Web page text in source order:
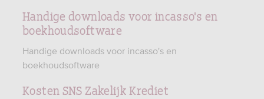
Handige downloads voor incasso's en
boekhoudsoftware
Handige downloads voor incasso's en
boekhoudsoftware
Kosten SNS Zakelijk Krediet